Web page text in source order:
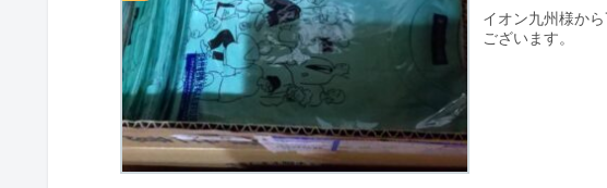
イオン九州様か
ございます。